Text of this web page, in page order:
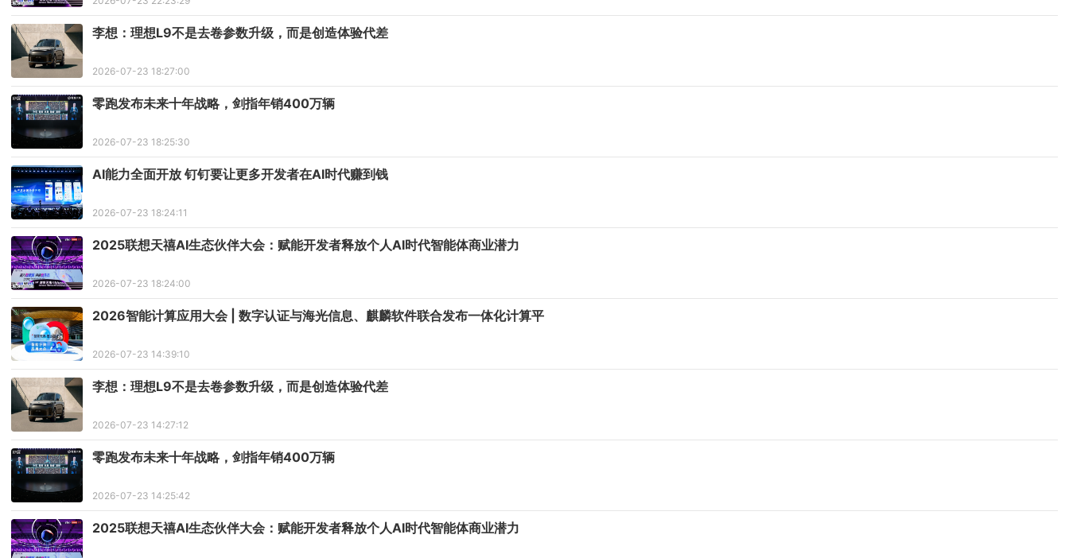
李想：理想L9不是去卷参数升级，而是创造体验代差
2026-07-23 18:27:00
零跑发布未来十年战略，剑指年销400万辆
2026-07-23 18:25:30
AI能力全面开放 钉钉要让更多开发者在AI时代赚到钱
2026-07-23 18:24:11
2025联想天禧AI生态伙伴大会：赋能开发者释放个人AI时代智能体商业潜力
2026-07-23 18:24:00
2026智能计算应用大会 | 数字认证与海光信息、麒麟软件联合发布一体化计算平
2026-07-23 14:39:10
李想：理想L9不是去卷参数升级，而是创造体验代差
2026-07-23 14:27:12
零跑发布未来十年战略，剑指年销400万辆
2026-07-23 14:25:42
2025联想天禧AI生态伙伴大会：赋能开发者释放个人AI时代智能体商业潜力